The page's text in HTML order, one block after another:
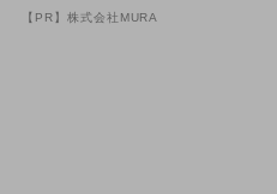
致』する方法
【PR】株式会社MURA